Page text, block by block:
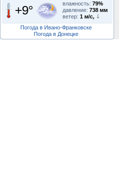
+9° влажность: 79%
давление: 738 мм
ветер: 1 м/с,
Погода в Ивано-Франковске
Погода в Донецке